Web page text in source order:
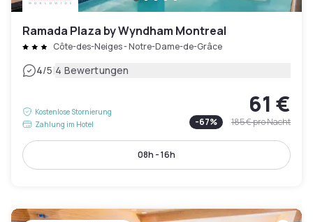
Ramada Plaza by Wyndham Montreal
Côte-des-Neiges - Notre-Dame-de-Grâce
4/5|4 Bewertungen
Kostenlose Stornierung
Zahlung im Hotel
61 €
-67% 185 €pro Nacht
08h - 16h